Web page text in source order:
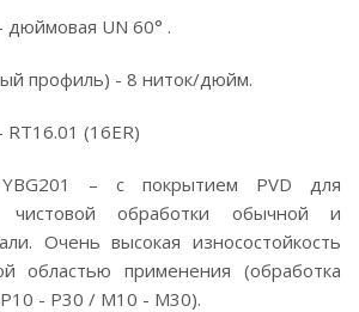
UN 60° .
профиль) - 8 ниток/дюйм.
(16ER)
– с покрытием PVD для
чистовой обработки обычной и
Очень высокая износостойкость
областью применения (обработка
- P30 / M10 - M30).